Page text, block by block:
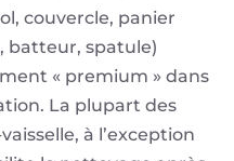
couvercle, panier
batteur, spatule)
« premium » dans
La plupart des
à l’exception